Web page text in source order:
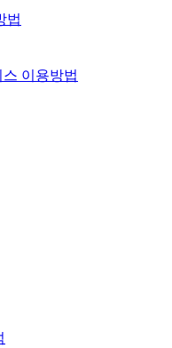
법
이용방법